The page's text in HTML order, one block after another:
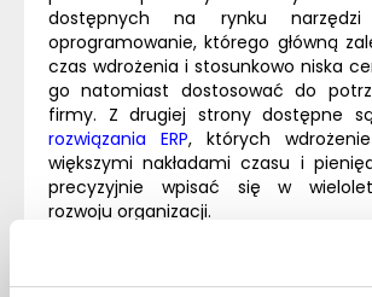
dostępnych na rynku
oprogramowanie, którego główną
czas wdrożenia i stosunkowo niska
go natomiast dostosować do
firmy. Z drugiej strony dostępne są
rozwiązania ERP, których
większymi nakładami czasu i
precyzyjnie wpisać się w
rozwoju organizacji.
Zastanawiając się nad tym, jak
ERP, warto zatem zacząć od